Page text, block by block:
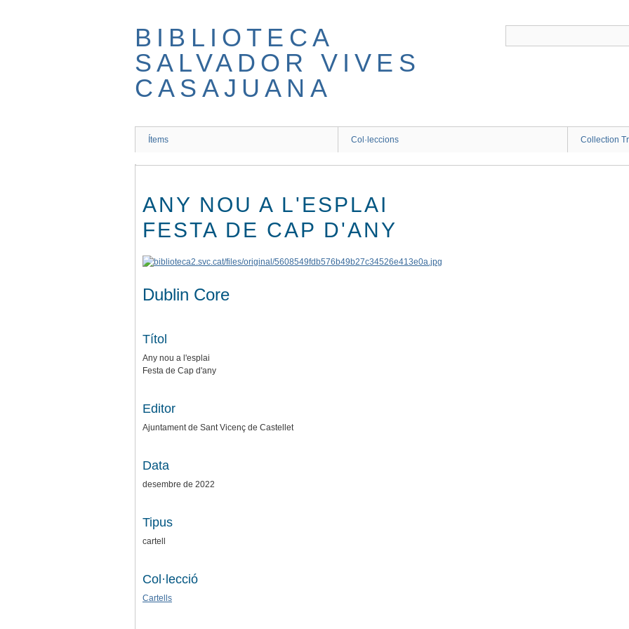
BIBLIOTECA
SALVADOR VIVES
CASAJUANA
Ítems Col·leccions Collection
ANY NOU A L'ESPLAI
FESTA DE CAP D'ANY
Dublin Core
Títol
Any nou a l'esplai
Festa de Cap d'any
Editor
Ajuntament de Sant Vicenç de Castellet
Data
desembre de 2022
Tipus
cartell
Col·lecció
Cartells